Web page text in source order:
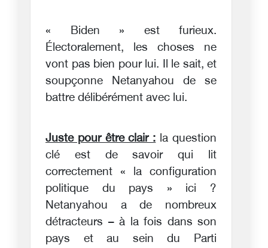
« Biden » est furieux.
Électoralement, les choses ne
vont pas bien pour lui. Il le sait, et
soupçonne Netanyahou de se
battre délibérément avec lui.
Juste pour être clair :la question
clé est de savoir qui lit
correctement « la configuration
politique du pays » ici ?
Netanyahou a de nombreux
détracteurs – à la fois dans son
pays et au sein du Parti